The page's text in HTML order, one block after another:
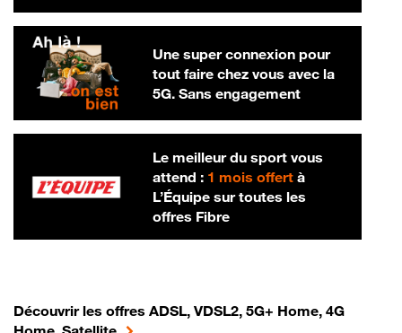
Une super connexion pour
tout faire chez vous avec la
5G. Sans engagement
Le meilleur du sport vous
attend : 1 mois offertà
L’Équipe sur toutes les
offres Fibre
Découvrir les offres ADSL, VDSL2, 5G+ Home, 4G